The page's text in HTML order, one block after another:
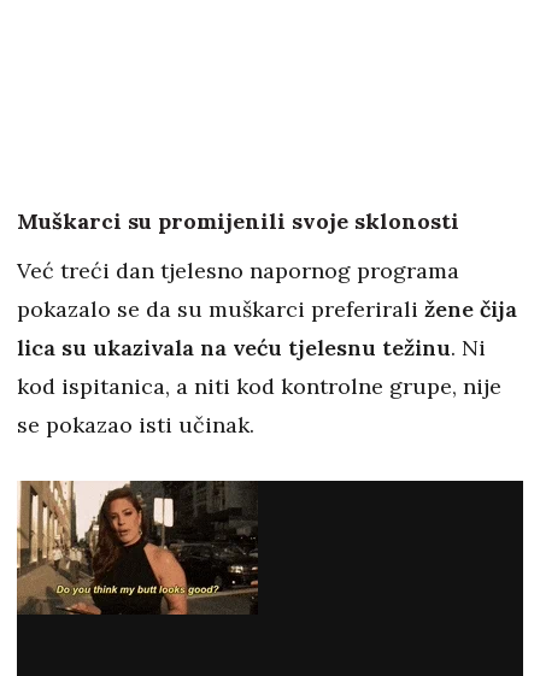
Muškarci su promijenili svoje sklonosti
Već treći dan tjelesno napornog programa
pokazalo se da su muškarci preferirali žene čija
lica su ukazivala na veću tjelesnu težinu. Ni
kod ispitanica, a niti kod kontrolne grupe, nije
se pokazao isti učinak.